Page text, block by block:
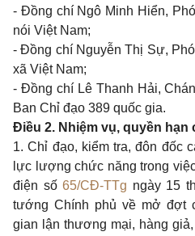
- Đồng chí Ngô Minh Hiển,
nói Việt Nam;
-Đồng chí Nguyễn Thị Sự,
xã Việt Nam;
- Đồng chí Lê Thanh Hải,
Ban Chỉ đạo 389 quốc gia.
Điều 2. Nhiệm vụ, quyền hạn
1.Chỉ đạo, kiểm tra, đôn đốc
lực lượng chức năng trong
điện số 65/CĐ-TTg ngày 15
tướng Chính phủ về mở đợt
gian lận thương mại, hàng